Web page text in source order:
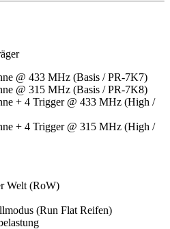
@ 433 MHz (Basis / PR-7K7)
@ 315 MHz (Basis / PR-7K8)
+ 4 Trigger @ 433 MHz (High /
+ 4 Trigger @ 315 MHz (High /
Welt (RoW)
(Run Flat Reifen)